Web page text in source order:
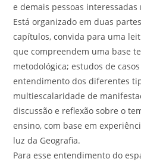
e demais pessoas interessadas
Está organizado em duas
capítulos, convida para uma
que compreendem uma base
metodológica; estudos de
entendimento dos diferentes
multiescalaridade de
discussão e reflexão sobre o
ensino, com base em
luz da Geografia.
Para esse entendimento do